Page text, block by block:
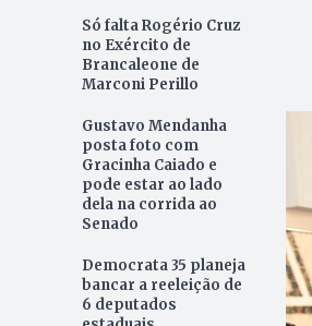
Só falta Rogério Cruz
no Exército de
Brancaleone de
Marconi Perillo
Gustavo Mendanha
posta foto com
Gracinha Caiado e
pode estar ao lado
dela na corrida ao
Senado
Democrata 35 planeja
bancar a reeleição de
6 deputados